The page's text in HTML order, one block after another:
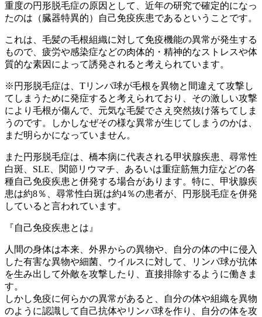
重度の円形脱毛症の原因として、近年の研究で確定的になっ
たのは（臓器特異的）自己免疫疾患であるということです。
これは、毛髪の毛根組織に対して免疫機能の異常が発生する
もので、疲労や感染症などの肉体的・精神的なストレスや体
質的な素因によって誘発されると考えられています。
※円形脱毛症は、Tリンパ球が毛根を異物と間違えて攻撃し
てしまうために発症すると考えられており、その激しい攻撃
により毛根が傷んで、元気な毛髪でさえ突然抜け落ちてしま
うのです。しかしなぜその様な異常が生じてしまうのかは、
まだ明らかになっていません。
また円形脱毛症は、橋本病に代表される甲状腺疾患、尋常性
白斑、SLE、関節リウマチ、あるいは重症筋無力症などの各
種自己免疫疾患と併発する場合があります。特に、甲状腺疾
患は約8％、尋常性白斑は約4％の患者が、円形脱毛症を併発
していると言われています。
『自己免疫疾患とは』
人間の身体は本来、外界からの異物や、自分の体の中に侵入
した有害な異物や細菌、ウイルスに対して、リンパ球が抗体
を生み出して外敵を攻撃したり、直接排除するように働きま
す。
しかし免疫に何らかの異常があると、自分の体や組織を異物
のように認識して自己抗体やリンパ球を作り、自分の体を攻